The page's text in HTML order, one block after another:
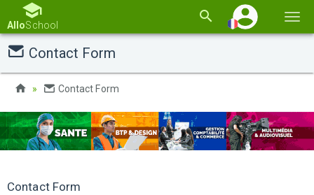
la
AlloSchool
Contact Form
Contact Form
Contact Form